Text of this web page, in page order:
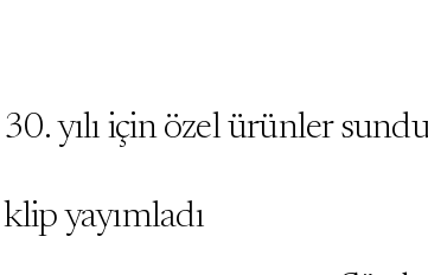
yılı için özel ürünler
yayımladı